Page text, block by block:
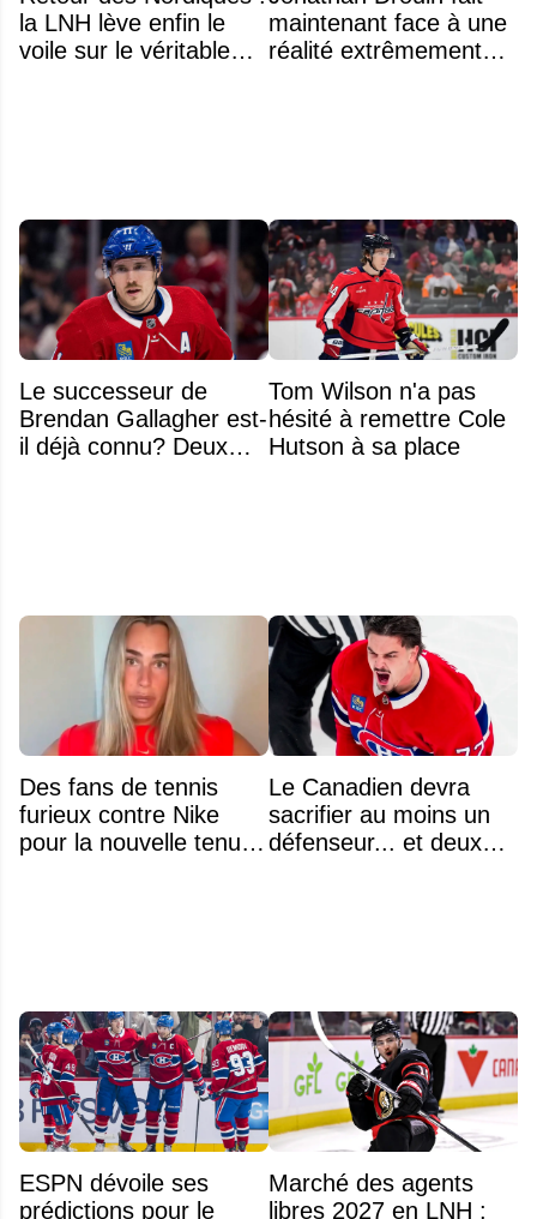
la LNH lève enfin le
voile sur le véritable
maintenant face à une
réalité extrêmement
Le successeur de
Brendan Gallagher est-
il déjà connu? Deux
Tom Wilson n'a pas
hésité à remettre Cole
Hutson à sa place
Des fans de tennis
furieux contre Nike
pour la nouvelle tenue
Le Canadien devra
sacrifier au moins un
défenseur... et deux
ESPN dévoile ses
prédictions pour le
Marché des agents
libres 2027 en LNH :